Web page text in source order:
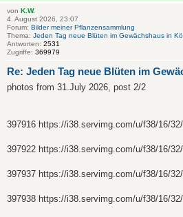
von K.W.
4. August 2026, 23:07
Forum: Bilder meiner Pflanzensammlung
Thema: Jeden Tag neue Blüten im Gewächshaus in
Antworten: 2531
Zugriffe: 369979
Re: Jeden Tag neue Blüten im
photos from 31.July 2026, post 2/2
397916 https://i38.servimg.com/u/f38/16/
397922 https://i38.servimg.com/u/f38/16/
397937 https://i38.servimg.com/u/f38/16/
397938 https://i38.servimg.com/u/f38/16/